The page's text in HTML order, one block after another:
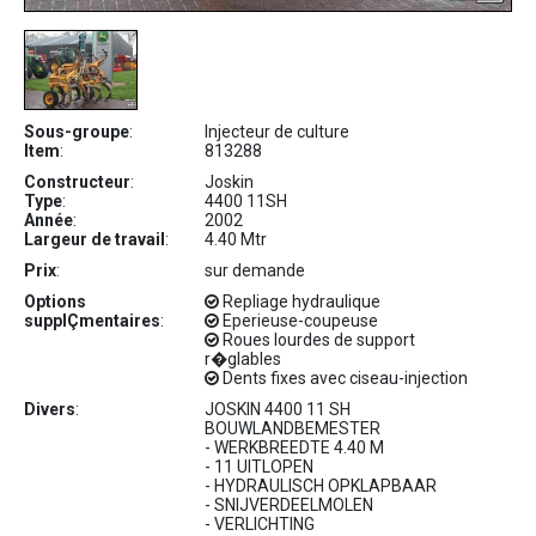
Sous-groupe:
Injecteur de culture
Item:
813288
Constructeur:
Joskin
Type:
4400 11SH
Année:
2002
Largeur de travail :
4.40 Mtr
Prix:
sur demande
Options
supplÇmentaires:
Repliage hydraulique
Eperieuse-coupeuse
Roues lourdes de support
r�glables
Dents fixes avec ciseau-injection
Divers:
JOSKIN 4400 11 SH
BOUWLANDBEMESTER
- WERKBREEDTE 4.40 M
- 11 UITLOPEN
- HYDRAULISCH OPKLAPBAAR
- SNIJVERDEELMOLEN
- VERLICHTING